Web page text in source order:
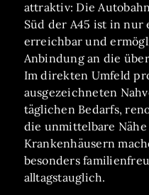
attraktiv: Die
Süd der A45 ist in nur
erreichbar und
Anbindung an die
Im direkten Umfeld
ausgezeichneten
täglichen Bedarfs,
die unmittelbare
Krankenhäusern
besonders
alltagstauglich.